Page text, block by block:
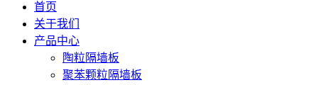
首页
关于我们
产品中心
陶粒隔墙板
聚苯颗粒隔墙板